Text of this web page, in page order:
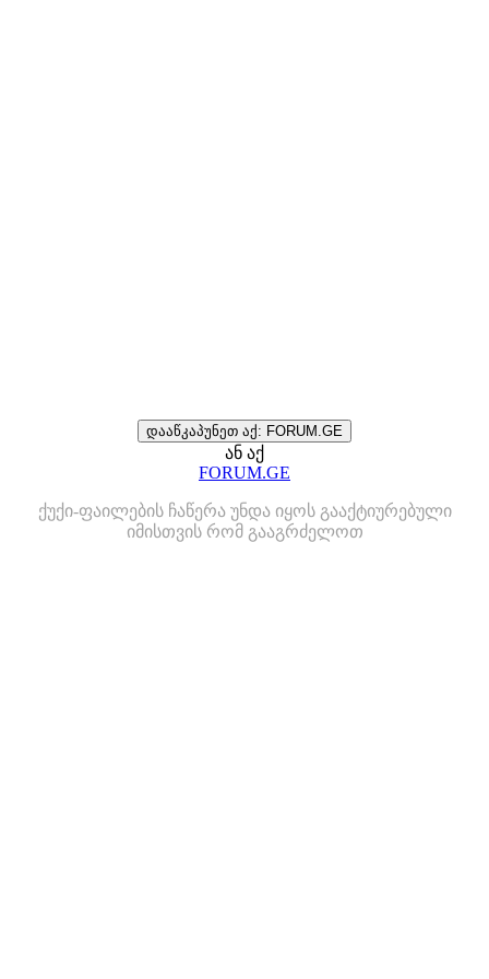
დააწკაპუნეთ აქ: FORUM.GE
ან აქ
FORUM.GE
ქუქი-ფაილების ჩაწერა უნდა იყოს გააქტიურებული
იმისთვის რომ გააგრძელოთ